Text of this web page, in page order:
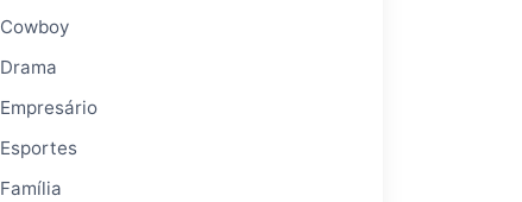
Cowboy
Drama
Empresário
Esportes
Família